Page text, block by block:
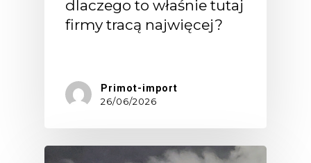
dlaczego to właśnie tutaj
firmy tracą najwięcej?
Primot-import
26/06/2026